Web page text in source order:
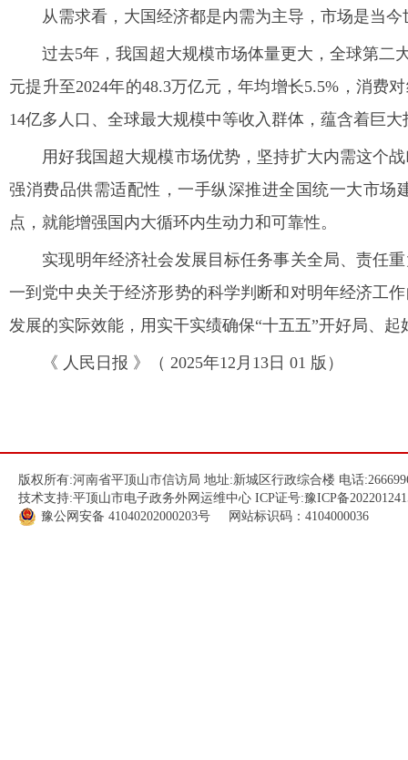
从需求看，大国经济都是内需为主导，市场是当今
过去5年，我国超大规模市场体量更大，全球第二
元提升至2024年的48.3万亿元，年均增长5.5%，消费
14亿多人口、全球最大规模中等收入群体，蕴含着巨
用好我国超大规模市场优势，坚持扩大内需这个战
强消费品供需适配性，一手纵深推进全国统一大市
点，就能增强国内大循环内生动力和可靠性。
实现明年经济社会发展目标任务事关全局、责任重
一到党中央关于经济形势的科学判断和对明年经济工
发展的实际效能，用实干实绩确保“十五五”开好局、起
《 人民日报 》（ 2025年12月13日 01 版）
版权所有:河南省平顶山市信访局 地址:新城区行政综合楼 电话
技术支持:平顶山市电子政务外网运维中心 ICP证号:豫ICP备
豫公网安备 41040202000203号 网站标识码：4104000036